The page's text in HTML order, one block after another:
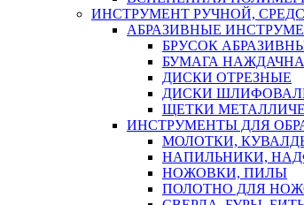
ИНСТРУМЕНТ РУЧНОЙ,
АБРАЗИВНЫЕ
БРУСОК
БУМАГА
ДИСКИ ОТРЕЗНЫЕ
ДИСКИ
ЩЕТКИ
ИНСТРУМЕНТЫ ДЛЯ
МОЛОТКИ,
НАПИЛЬНИКИ,
НОЖОВКИ, ПИЛЫ
ПОЛОТНО ДЛЯ